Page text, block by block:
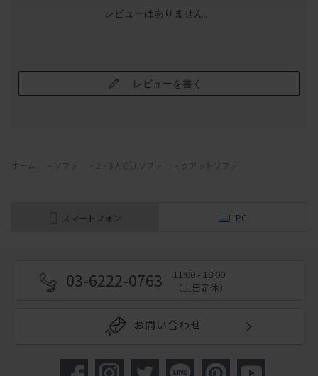
レビューはありません。
レビューを書く
ホーム ソファ 2・3人掛けソファ クアットソファ
スマートフォン PC
03-6222-0763
11:00 - 18:00
（土日定休）
お問い合わせ